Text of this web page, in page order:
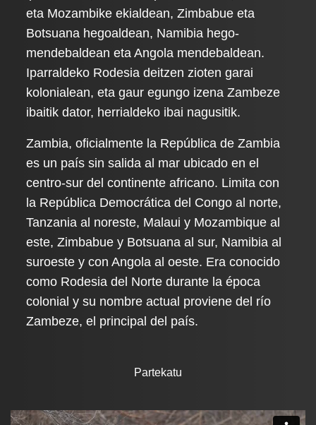
eta Mozambike ekialdean, Zimbabue eta
Botsuana hegoaldean, Namibia hego-
mendebaldean eta Angola mendebaldean.
Iparraldeko Rodesia deitzen zioten garai
kolonialean, eta gaur egungo izena Zambeze
ibaitik dator, herrialdeko ibai nagusitik.
Zambia, oficialmente la República de Zambia
es un país sin salida al mar ubicado en el
centro-sur del continente africano. Limita con
la República Democrática del Congo al norte,
Tanzania al noreste, Malaui y Mozambique al
este, Zimbabue y Botsuana al sur, Namibia al
suroeste y con Angola al oeste. Era conocido
como Rodesia del Norte durante la época
colonial y su nombre actual proviene del río
Zambeze, el principal del país.
Partekatu